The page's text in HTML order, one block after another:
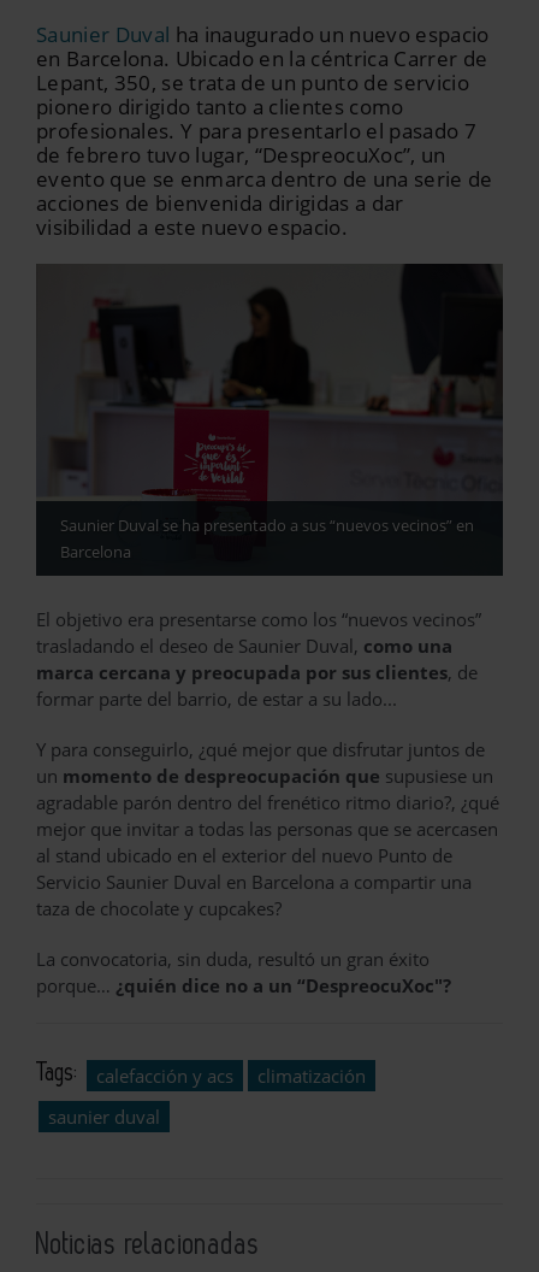
Saunier Duval ha inaugurado un nuevo espacio
en Barcelona. Ubicado en la céntrica Carrer de
Lepant, 350, se trata de un punto de servicio
pionero dirigido tanto a clientes como
profesionales. Y para presentarlo el pasado 7
de febrero tuvo lugar, “DespreocuXoc”, un
evento que se enmarca dentro de una serie de
acciones de bienvenida dirigidas a dar
visibilidad a este nuevo espacio.
Saunier Duval se ha presentado a sus “nuevos vecinos” en
Barcelona
El objetivo era presentarse como los “nuevos vecinos”
trasladando el deseo de Saunier Duval, como una
marca cercana y preocupada por sus clientes, de
formar parte del barrio, de estar a su lado...
Y para conseguirlo, ¿qué mejor que disfrutar juntos de
un momento de despreocupación que supusiese un
agradable parón dentro del frenético ritmo diario?, ¿qué
mejor que invitar a todas las personas que se acercasen
al stand ubicado en el exterior del nuevo Punto de
Servicio Saunier Duval en Barcelona a compartir una
taza de chocolate y cupcakes?
La convocatoria, sin duda, resultó un gran éxito
porque… ¿quién dice no a un “DespreocuXoc"?
Tags: calefacción y acs
climatización
saunier duval
Noticias relacionadas